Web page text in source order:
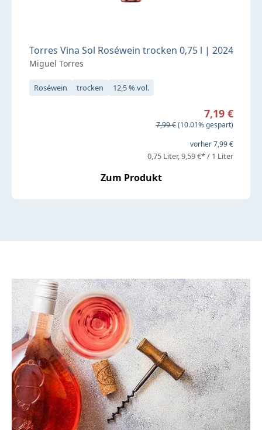
Torres Vina Sol Roséwein trocken 0,75 l | 2024
Miguel Torres
Roséwein trocken 12,5 % vol.
Verkaufspreis:
7,19 €
Regulärer Preis:
7,99 € (10.01% gespart)
vorher 7,99 €
0,75 Liter 9,59 €* / 1 Liter
Zum Produkt